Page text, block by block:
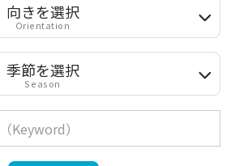
向きを選択
Orientation
季節を選択
Season